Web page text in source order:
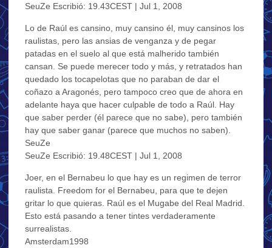
SeuZe Escribió: 19.43CEST | Jul 1, 2008
Lo de Raúl es cansino, muy cansino él, muy cansinos los
raulistas, pero las ansias de venganza y de pegar
patadas en el suelo al que está malherido también
cansan. Se puede merecer todo y más, y retratados han
quedado los tocapelotas que no paraban de dar el
coñazo a Aragonés, pero tampoco creo que de ahora en
adelante haya que hacer culpable de todo a Raúl. Hay
que saber perder (él parece que no sabe), pero también
hay que saber ganar (parece que muchos no saben).
SeuZe
SeuZe Escribió: 19.48CEST | Jul 1, 2008
Joer, en el Bernabeu lo que hay es un regimen de terror
raulista. Freedom for el Bernabeu, para que te dejen
gritar lo que quieras. Raúl es el Mugabe del Real Madrid.
Esto está pasando a tener tintes verdaderamente
surrealistas.
Amsterdam1998